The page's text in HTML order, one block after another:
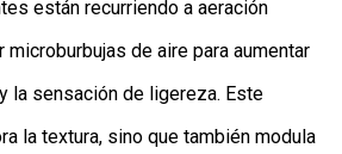
están recurriendo a aeración
microburbujas de aire para aumentar
la sensación de ligereza. Este
la textura, sino que también modula